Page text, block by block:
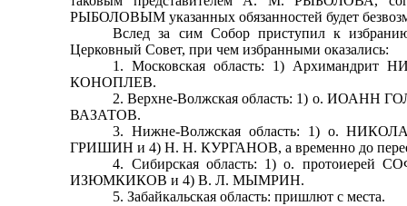
РЫБОЛОВЫМ указанных обязанностей будет
Вслед за сим Собор приступил к
Церковный Совет, при чем избранными оказались:
1. Московская область: 1)
КОНОПЛЕВ.
2. Верхне-Волжская область: 1) о. ИОАНН
ВАЗАТОВ.
3. Нижне-Волжская область: 1) о.
ГРИШИН и 4) Н. Н. КУ­РГАНОВ, а временно до
4. Сибирская область: 1) о.
ИЗЮМКИКОВ и 4) В. Л. МЫМРИН.
5. Забайкальская область: пришлют с места.